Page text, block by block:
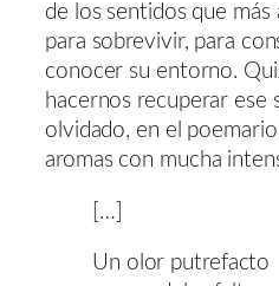
de los sentidos que más
para sobrevivir, para
conocer su entorno.
hacernos recuperar ese
olvidado, en el
aromas con mucha
[…]
Un olor putrefacto